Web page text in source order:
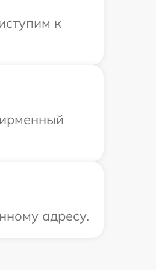
к
адресу.